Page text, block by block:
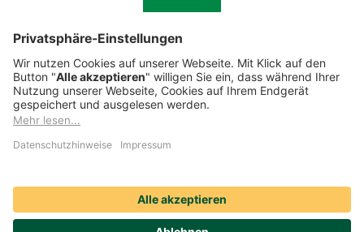
Cookie-Einstellungen
Datenschutz
Impressum
Streitbeilegung
Nutzungshinweise
Compliance
Social Media Icons sowie Verlinkungen, die mit